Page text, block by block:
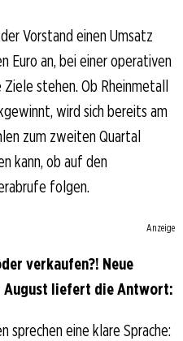
Vorstand einen Umsatz
Euro an, bei einer operativen
Ziele stehen. Ob Rheinmetall
wird sich bereits am
zum zweiten Quartal
kann, ob auf den
folgen.
Anzeige
verkaufen?! Neue
August liefert die Antwort:
sprechen eine klare Sprache: